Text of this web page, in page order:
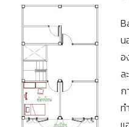
น
อ
ล
ก
ท